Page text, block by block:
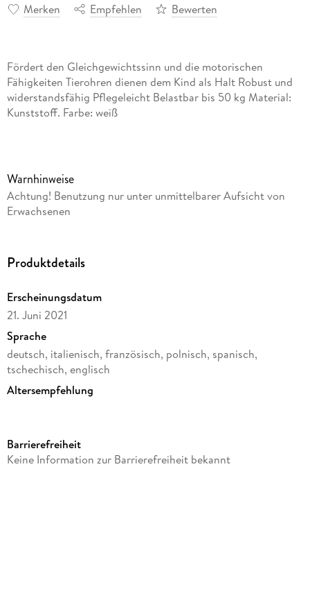
Merken Empfehlen Bewerten
Fördert den Gleichgewichtssinn und die motorischen
Fähigkeiten Tierohren dienen dem Kind als Halt Robust und
widerstandsfähig Pflegeleicht Belastbar bis 50 kg Material:
Kunststoff. Farbe: weiß
Warnhinweise
Achtung! Benutzung nur unter unmittelbarer Aufsicht von
Erwachsenen
Produktdetails
Erscheinungsdatum
21. Juni 2021
Sprache
deutsch, italienisch, französisch, polnisch, spanisch,
tschechisch, englisch
Altersempfehlung
JAMARA
Produktart
Barrierefreiheit
Keine Information zur Barrierefreiheit bekannt